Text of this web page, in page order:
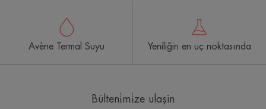
Avène Termal Suyu Yeniliğin en uç noktasında
Bülteni̇mi̇ze ulaşin